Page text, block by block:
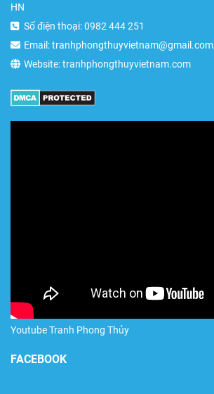
HN
Số điện thoại: 0982 444 251
Email: tranhphongthuyvietnam@gmail.com
Website: tranhphongthuyvietnam.com
Youtube Tranh Phong Thủy
FACEBOOK